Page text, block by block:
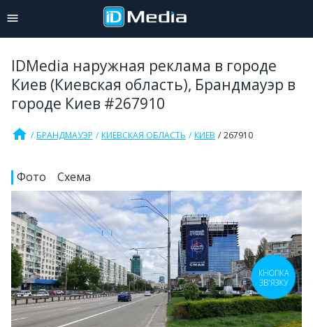
IDMedia наружная реклама в городе
Киев (Киевская область), Брандмауэр в
городе Киев #267910
home БРАНДМАУЭР КИЕВСКАЯ ОБЛАСТЬ КИЕВ 267910
Фото Схема
КНОПКА
ЗВ'ЯЗКУ